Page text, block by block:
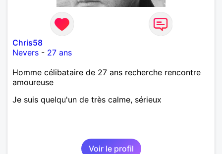
Chris58
Nevers - 27 ans
Homme célibataire de 27 ans recherche rencontre
amoureuse
Je suis quelqu'un de très calme, sérieux
Voir le profil